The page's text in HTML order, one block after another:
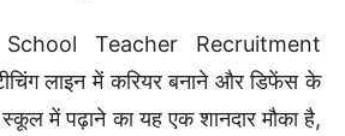
Teacher Recruitment
लाइन में करियर बनाने और डिफेंस के
में पढ़ाने का यह एक शानदार मौका है,